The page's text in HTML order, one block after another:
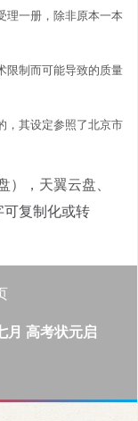
理一册，除非原本一本
限制而可能导致的质量
，其设定参照了北京市
，天翼云盘、
复制化或转
月 高考状元启